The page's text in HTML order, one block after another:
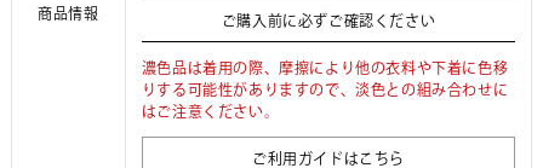
商品情報 ご購入前に必ずご確認ください
濃色品は着用の際、摩擦により他の衣料や下着に色移
りする可能性がありますので、淡色との組み合わせに
はご注意ください。
ご利用ガイドはこちら